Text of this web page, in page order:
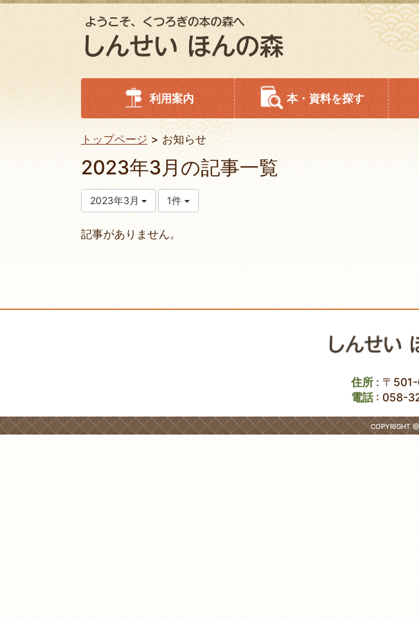
利用案内 本・資料を探す
トップページ お知らせ
2023年3月の記事一覧
2023年3月 1件
記事がありません。
住所 : 〒
電話: 058-
COPYRIGHT